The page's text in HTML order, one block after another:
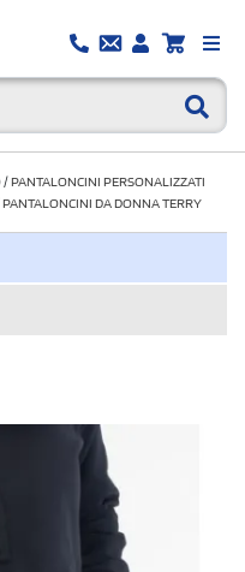
/PANTALONCINI PERSONALIZZATI
PANTALONCINI DA DONNA TERRY